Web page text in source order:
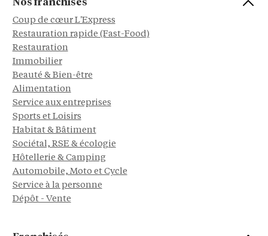
Nos franchises
Coup de cœur L'Express
Restauration rapide (Fast-Food)
Restauration
Immobilier
Beauté & Bien-être
Alimentation
Service aux entreprises
Sports et Loisirs
Habitat & Bâtiment
Sociétal, RSE & écologie
Hôtellerie & Camping
Automobile, Moto et Cycle
Service à la personne
Dépôt - Vente